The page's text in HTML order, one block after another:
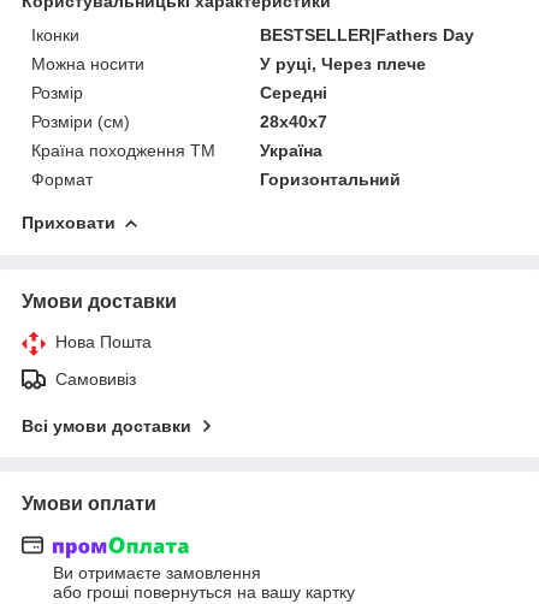
Іконки
BESTSELLER|Fathers Day
Можна носити
У руці, Через плече
Розмір
Середні
Розміри (см)
28х40х7
Країна походження ТМ
Україна
Формат
Горизонтальний
Приховати
Умови доставки
Нова Пошта
Самовивіз
Всі умови доставки
Умови оплати
Ви отримаєте замовлення
або гроші повернуться на вашу картку